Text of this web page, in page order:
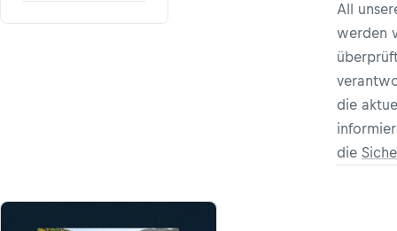
All
werden
die
die